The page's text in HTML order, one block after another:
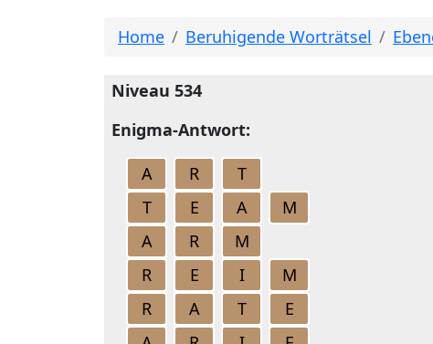
Home Beruhigende Worträtsel
Niveau 534
Enigma-Antwort:
A
R
T
T
E A
M
A
R
M
R
E I
M
R
A T
E